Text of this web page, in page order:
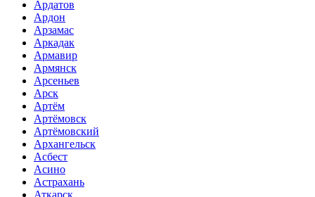
Ардатов
Ардон
Арзамас
Аркадак
Армавир
Армянск
Арсеньев
Арск
Артём
Артёмовск
Артёмовский
Архангельск
Асбест
Асино
Астрахань
Аткарск